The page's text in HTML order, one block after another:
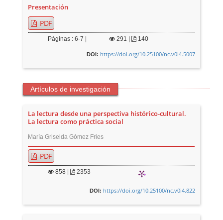
Presentación
PDF
Páginas : 6-7 | 291 140
DOI: https://doi.org/10.25100/nc.v0i4.5007
Artículos de investigación
La lectura desde una perspectiva histórico-cultural.
La lectura como práctica social
María Griselda Gómez Fries
PDF
858 2353
DOI: https://doi.org/10.25100/nc.v0i4.822